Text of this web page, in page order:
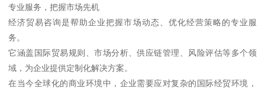
专业服务，把握市场先机
经济贸易咨询是帮助企业把握市场动态、优化经营策略的专业服
务。
它涵盖国际贸易规则、市场分析、供应链管理、风险评估等多个领
域，为企业提供定制化解决方案。
在当今全球化的商业环境中，企业需要应对复杂的国际经贸环境，